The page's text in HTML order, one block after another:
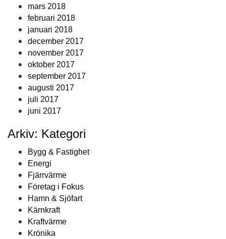
mars 2018
februari 2018
januari 2018
december 2017
november 2017
oktober 2017
september 2017
augusti 2017
juli 2017
juni 2017
Arkiv: Kategori
Bygg & Fastighet
Energi
Fjärrvärme
Företag i Fokus
Hamn & Sjöfart
Kärnkraft
Kraftvärme
Krönika